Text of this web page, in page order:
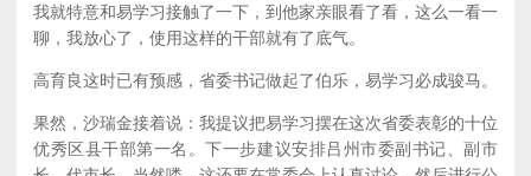
我就特意和易学习接触了一下，到他家亲眼看了看，这么一看一
聊，我放心了，使用这样的干部就有了底气。
高育良这时已有预感，省委书记做起了伯乐，易学习必成骏马。
果然，沙瑞金接着说：我提议把易学习摆在这次省委表彰的十位
优秀区县干部第一名。下一步建议安排吕州市委副书记、副市